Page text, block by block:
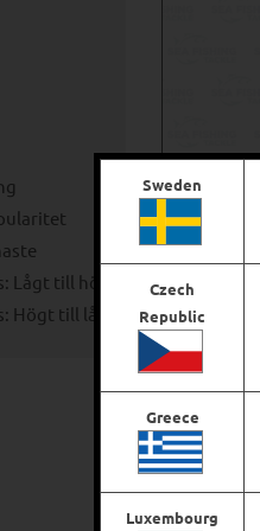
Westin
Lågt till högt
Högt till lågt
Sweden
Czech
Republic
Greece
Luxembourg